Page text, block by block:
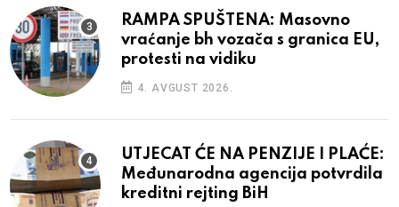
RAMPA SPUŠTENA: Masovno
vraćanje bh vozača s granica EU,
protesti na vidiku
4. AVGUST 2026.
UTJECAT ĆE NA PENZIJE I PLAĆE:
Međunarodna agencija potvrdila
kreditni rejting BiH